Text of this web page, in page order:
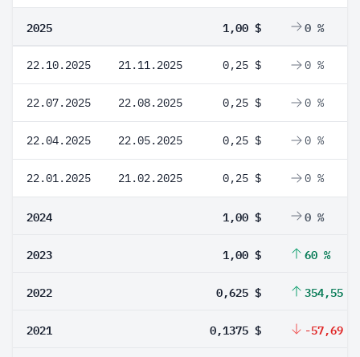
2025 1,00 $ 0 %
22.10.2025 21.11.2025 0,25 $ 0 %
22.07.2025 22.08.2025 0,25 $ 0 %
22.04.2025 22.05.2025 0,25 $ 0 %
22.01.2025 21.02.2025 0,25 $ 0 %
2024 1,00 $ 0 %
2023 1,00 $ 60 %
2022 0,625 $ 354,55 %
2021 0,1375 $ -57,69 %